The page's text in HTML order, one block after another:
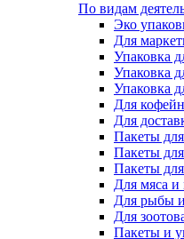
По видам
Эко
Для
Упаковка
Упаковка
Упаковка
Для
Для
Пакеты
Пакеты
Пакеты
Для мяса и
Для рыбы
Для
Пакеты и